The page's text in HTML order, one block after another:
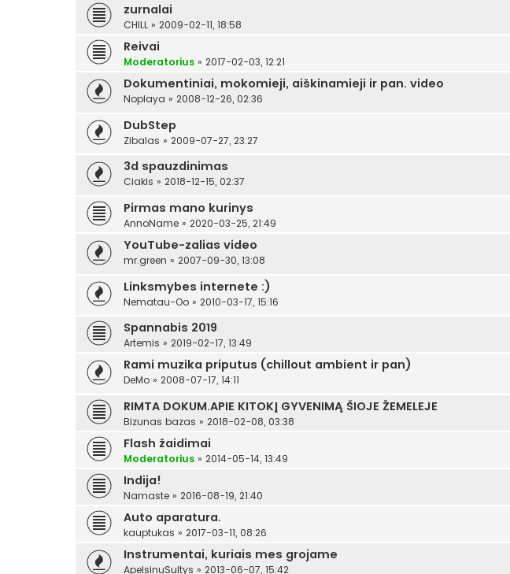
zurnalai
CHILL » 2009-02-11, 18:58
Reivai
Moderatorius » 2017-02-03, 12:21
Dokumentiniai, mokomieji, aiškinamieji ir pan. video
Noplaya » 2008-12-26, 02:36
DubStep
Zibalas » 2009-07-27, 23:27
3d spauzdinimas
Ciakis » 2018-12-15, 02:37
Pirmas mano kurinys
AnnoName » 2020-03-25, 21:49
YouTube-zalias video
mr.green » 2007-09-30, 13:08
Linksmybes internete :)
Nematau-Oo » 2010-03-17, 15:16
Spannabis 2019
Artemis » 2019-02-17, 13:49
Rami muzika priputus (chillout ambient ir pan)
DeMo » 2008-07-17, 14:11
RIMTA DOKUM.APIE KITOKĮ GYVENIMĄ ŠIOJE ŽEMELEJE
Bizunas bazas » 2018-02-08, 03:38
Flash žaidimai
Moderatorius » 2014-05-14, 13:49
Indija!
Namaste » 2016-08-19, 21:40
Auto aparatura.
kauptukas » 2017-03-11, 08:26
Instrumentai, kuriais mes grojame
ApelsinuSultys » 2013-06-07, 15:42